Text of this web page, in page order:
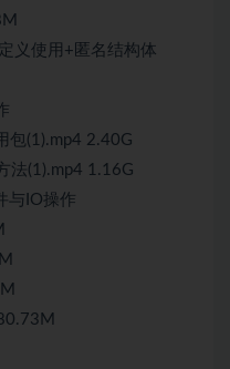
义使用+匿名结构体
包(1).mp4 2.40G
法(1).mp4 1.16G
与IO操作